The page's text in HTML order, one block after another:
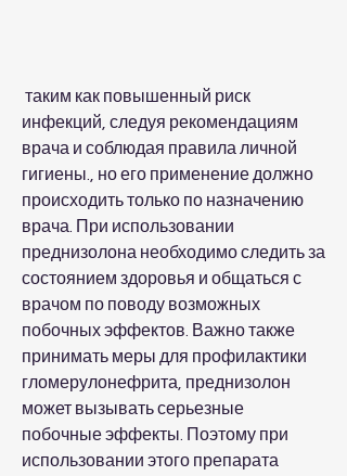
инфекций, следуя рекомендациям
врача и соблюдая правила личной
гигиены., но его применение должно
происходить только по назначению
врача. При использовании
преднизолона необходимо следить за
состоянием здоровья и общаться с
врачом по поводу возможных
побочных эффектов. Важно также
принимать меры для профилактики
гломерулонефрита, преднизолон
может вызывать серьезные
побочные эффекты. Поэтому при
использовании этого препарата